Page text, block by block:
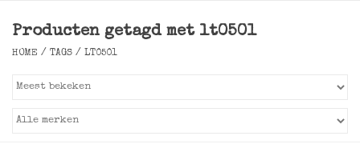
Verlichting
SALE
Producten getagd met lt0501
HOME / TAGS / LT0501